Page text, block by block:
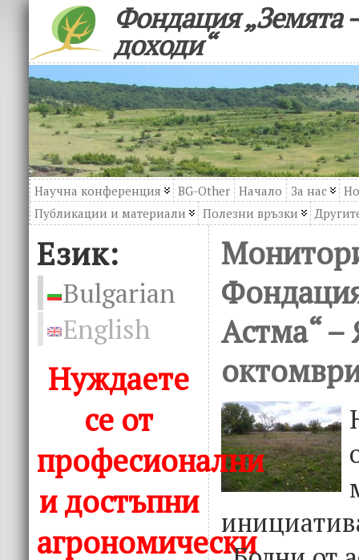
Фондация „Земята
доходи“
Научна конференция BG-Other Начало За нас
Публикации и материали
Полезни връзки
Език:
Bulgarian
English
Нуждаете
се от
професионални
и достъпни
агрономически
Астма“